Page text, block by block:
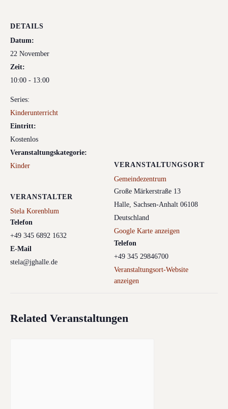
DETAILS
Datum:
22 November
Zeit:
10:00 - 13:00
Series:
Kinderunterricht
Eintritt:
Kostenlos
Veranstaltungskategorie:
Kinder
VERANSTALTER
Stela Korenblum
Telefon
+49 345 6892 1632
E-Mail
stela@jghalle.de
VERANSTALTUNGSORT
Gemeindezentrum
Große Märkerstraße 13
Halle, Sachsen-Anhalt 06108
Deutschland
Google Karte anzeigen
Telefon
+49 345 29846700
Veranstaltungsort-Website
anzeigen
Related Veranstaltungen